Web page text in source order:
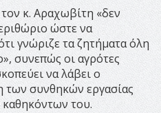
κ. Αραχωβίτη «δεν
ώστε να
γνώριζε τα ζητήματα όλη
συνεπώς οι αγρότες
να λάβει ο
των συνθηκών εργασίας
του.